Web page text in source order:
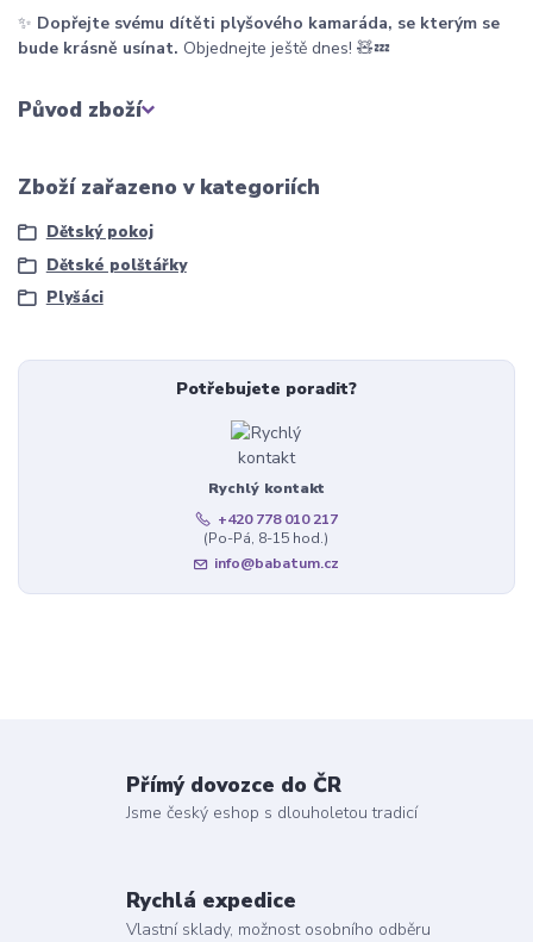
✨ Dopřejte svému dítěti plyšového kamaráda, se kterým se
bude krásně usínat. Objednejte ještě dnes! 🧸💤
Původ zboží
Zboží zařazeno v kategoriích
Dětský pokoj
Dětské polštářky
Plyšáci
Potřebujete poradit?
Rychlý kontakt
+420 778 010 217
(Po-Pá, 8-15 hod.)
info@babatum.cz
Přímý dovozce do ČR
Jsme český eshop s dlouholetou tradicí
Rychlá expedice
Vlastní sklady, možnost osobního odběru